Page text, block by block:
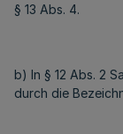
§ 13 Abs. 4.
b) In § 12 Abs. 2
durch die